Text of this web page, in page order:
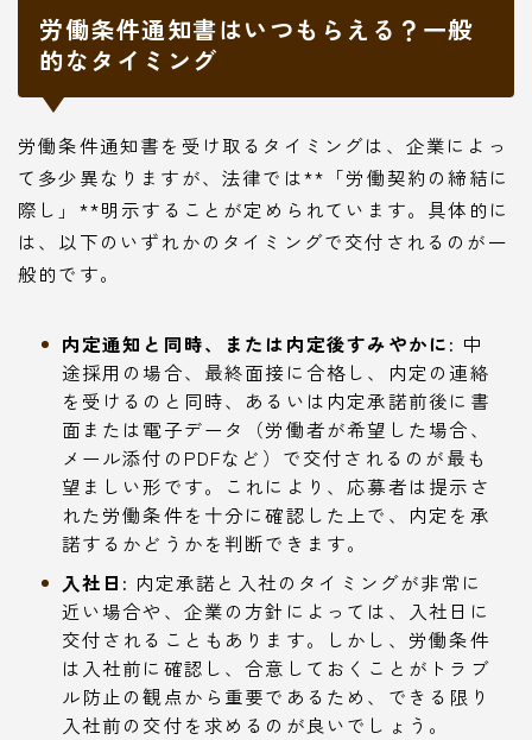
労働条件通知書はいつもらえる？一般
的なタイミング
労働条件通知書を受け取るタイミングは、企業によっ
て多少異なりますが、法律では**「労働契約の締結に
際し」**明示することが定められています。具体的に
は、以下のいずれかのタイミングで交付されるのが一
般的です。
内定通知と同時、または内定後すみやかに: 中
途採用の場合、最終面接に合格し、内定の連絡
を受けるのと同時、あるいは内定承諾前後に書
面または電子データ（労働者が希望した場合、
メール添付のPDFなど）で交付されるのが最も
望ましい形です。これにより、応募者は提示さ
れた労働条件を十分に確認した上で、内定を承
諾するかどうかを判断できます。
入社日: 内定承諾と入社のタイミングが非常に
近い場合や、企業の方針によっては、入社日に
交付されることもあります。しかし、労働条件
は入社前に確認し、合意しておくことがトラブ
ル防止の観点から重要であるため、できる限り
入社前の交付を求めるのが良いでしょう。